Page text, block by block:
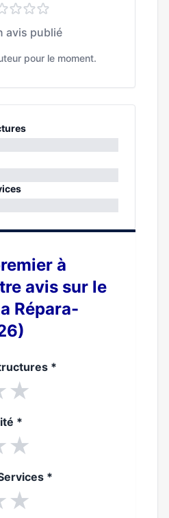
avis publié
pour le moment.
à
avis sur le
Répara-
*
★
*
★
*
★